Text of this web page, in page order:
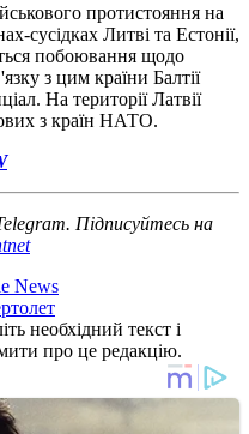
протистояння на
сусідках Литві та Естонії,
побоювання щодо
з цим країни Балтії
На території Латвії
з країн НАТО.
Підписуйтесь на
News
необхідний текст і
про це редакцію.